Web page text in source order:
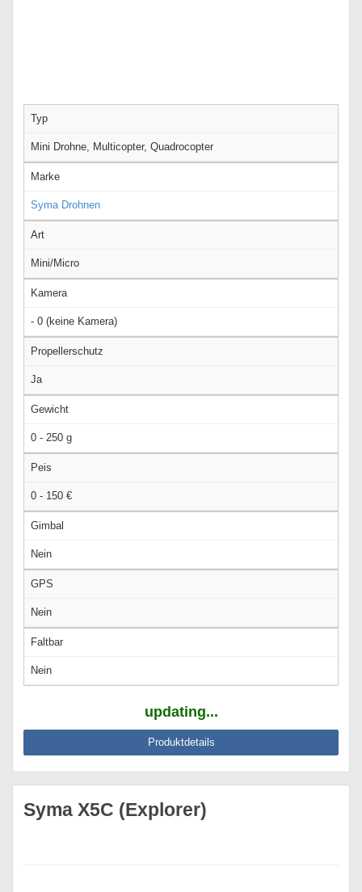
Typ
Mini Drohne, Multicopter, Quadrocopter
Marke
Syma Drohnen
Art
Mini/Micro
Kamera
- 0 (keine Kamera)
Propellerschutz
Ja
Gewicht
0 - 250 g
Peis
0 - 150 €
Gimbal
Nein
GPS
Nein
Faltbar
Nein
updating...
Produktdetails
Syma X5C (Explorer)